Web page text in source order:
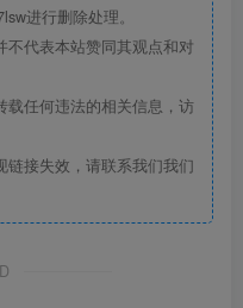
进行删除处理。
不代表本站赞同其观点和对
载任何违法的相关信息，访
链接失效，请联系我们我们